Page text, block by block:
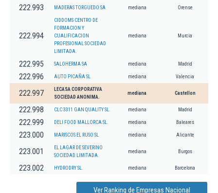
222.993 MADERAS TORGUEDO SA mediana Orense
222.994
CIDDOMS CENTRO DE
FORMACION Y
CUALIFICACION
PROFESIONAL SOCIEDAD
LIMITADA.
mediana Murcia
222.995 SALOHERMA SA mediana Madrid
222.996 AUTO PICAÑA SL mediana Valencia
222.997
LECASA CORPORATIVA
SOCIEDAD ANONIMA.
mediana Castellon
222.998 CLC 3311 GAN QUALITY SL. mediana Madrid
222.999 DELI FOOD MALLORCA SL. mediana Baleares
223.000 MARISCOS EL RUSO SL mediana Alicante
223.001
EL LAGAR DE SEVERINO
SOCIEDAD LIMITADA.
mediana Burgos
223.002 HYDRODRY SL. mediana Barcelona
Ver Ranking de Empresas Nacional